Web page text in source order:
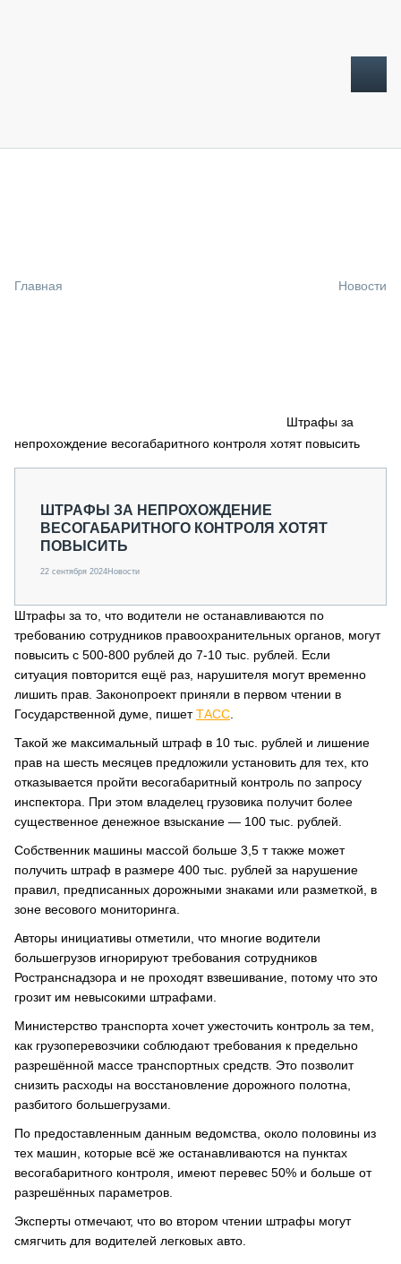
СПЕЦПРОЕКТЫ
О ПРОЕКТЕ
Главная Новости
Штрафы за
непрохождение весогабаритного контроля хотят повысить
ШТРАФЫ ЗА НЕПРОХОЖДЕНИЕ
ВЕСОГАБАРИТНОГО КОНТРОЛЯ ХОТЯТ
ПОВЫСИТЬ
22 сентября 2024Новости
Штрафы за то, что водители не останавливаются по
требованию сотрудников правоохранительных органов, могут
повысить с 500-800 рублей до 7-10 тыс. рублей. Если
ситуация повторится ещё раз, нарушителя могут временно
лишить прав. Законопроект приняли в первом чтении в
Государственной думе, пишетТАСС
Такой же максимальный штраф в 10 тыс. рублей и лишение
прав на шесть месяцев предложили установить для тех, кто
отказывается пройти весогабаритный контроль по запросу
инспектора. При этом владелец грузовика получит более
существенное денежное взыскание — 100 тыс. рублей.
Собственник машины массой больше 3,5 т также может
получить штраф в размере 400 тыс. рублей за нарушение
правил, предписанных дорожными знаками или разметкой, в
зоне весового мониторинга.
Авторы инициативы отметили, что многие водители
большегрузов игнорируют требования сотрудников
Ространснадзора и не проходят взвешивание, потому что это
грозит им невысокими штрафами.
Министерство транспорта хочет ужесточить контроль за тем,
как грузоперевозчики соблюдают требования к предельно
разрешённой массе транспортных средств. Это позволит
снизить расходы на восстановление дорожного полотна,
разбитого большегрузами.
По предоставленным данным ведомства, около половины из
тех машин, которые всё же останавливаются на пунктах
весогабаритного контроля, имеют перевес 50% и больше от
разрешённых параметров.
Эксперты отмечают, что во втором чтении штрафы могут
смягчить для водителей легковых авто.